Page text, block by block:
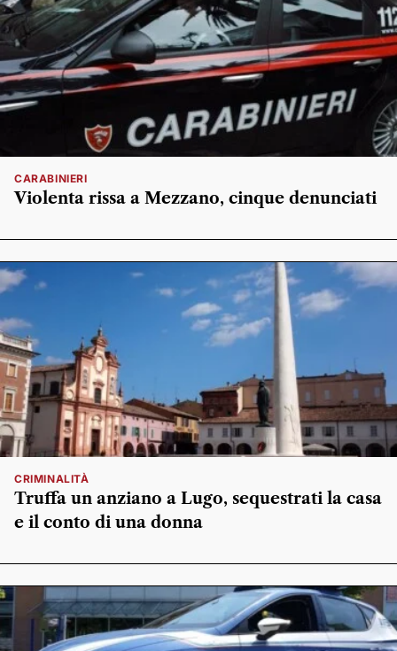
CARABINIERI
Violenta rissa a Mezzano, cinque denunciati
CRIMINALITÀ
Truffa un anziano a Lugo, sequestrati la casa
e il conto di una donna